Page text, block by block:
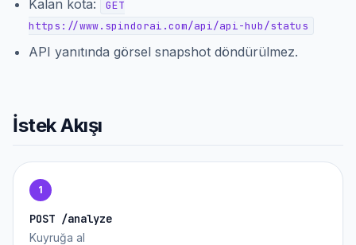
Kalan kota:
GET
https://www.spindorai.com/api/api-hub/status
API yanıtında görsel snapshot döndürülmez.
İstek Akışı
1
POST /analyze
Kuyruğa al